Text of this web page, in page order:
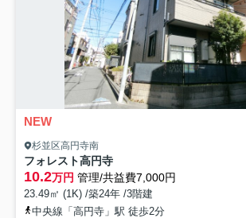
NEW
杉並区高円寺南
フォレスト高円寺
10.2万円 管理/共益費7,000円
23.49㎡ (1K) /築24年 /3階建
中央線「高円寺」駅 徒歩2分